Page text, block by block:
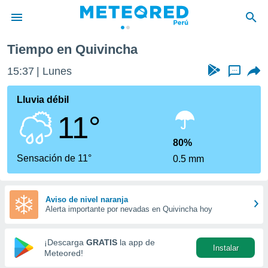
de
ha sido
para
que se
calidad.
a este
las
y
forma
digital
basada
Tiempo en Quivincha
15:37 Lunes ...
Lluvia débil
11°
Sensación de 11°
80%
0.5 mm
Aviso de nivel naranja
Alerta importante por nevadas en Quivincha hoy
¡Descarga GRATIS la app de
Meteored!
Instalar